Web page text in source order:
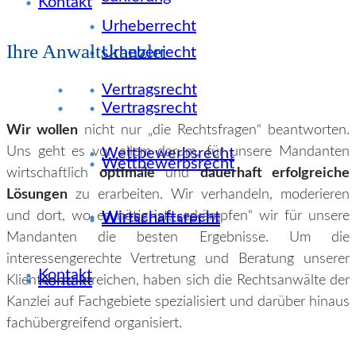
Urheberrecht
Vertragsrecht
Wettbewerbsrecht
Wirtschaftsrecht
Kontakt
Urheberrecht
Vertragsrecht
Wettbewerbsrecht
Wirtschaftsrecht
Kontakt
Ihre Anwaltskanzlei
Wir wollen nicht nur „die Rechtsfragen“ beantworten.
Uns geht es vor allem darum, für unsere Mandanten
wirtschaftlich optimaleunddauerhaft erfolgreiche
Lösungen zu erarbeiten. Wir verhandeln, moderieren
und dort, wo es nötig ist, „erkämpfen“ wir für unsere
Mandanten die besten Ergebnisse. Um die
interessengerechte Vertretung und Beratung unserer
Klienten zu erreichen, haben sich die Rechtsanwälte der
Kanzlei auf Fachgebiete spezialisiert und darüber hinaus
fachübergreifend organisiert.